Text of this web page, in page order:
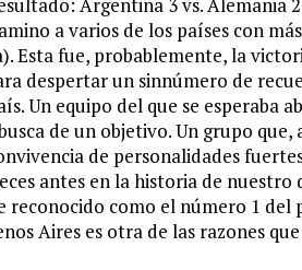
a varios de los países con
Esta fue, probablemente, la
despertar un sinnúmero de
Un equipo del que se esperaba
de un objetivo. Un grupo
de personalidades
antes en la historia de
como el número 1 del
Aires es otra de las razones